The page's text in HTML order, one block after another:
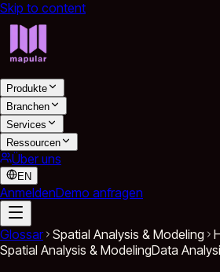
Skip to content
Produkte
Branchen
Services
Ressourcen
Über uns
EN
AnmeldenDemo anfragen
Glossar Spatial Analysis & Modeling
Spatial Analysis & ModelingData